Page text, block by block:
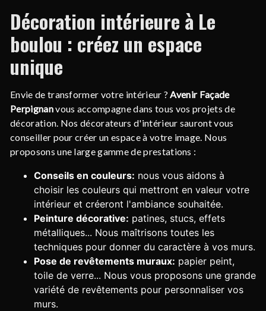
Décoration intérieure à Le
boulou : créez un espace
unique
Envie de transformer votre intérieur ?Avenir Façade
Perpignanvous accompagne dans tous vos projets de
décoration. Nos décorateurs d'intérieur sauront vous
conseiller pour créer un espace à votre image. Nous
proposons une large gamme de prestations :
Conseils en couleurs: nous vous aidons à
choisir les couleurs qui mettront en valeur votre
intérieur et créeront l'ambiance souhaitée.
Peinture décorative: patines, stucs, effets
métalliques... Nous maîtrisons toutes les
techniques pour donner du caractère à vos murs.
Pose de revêtements muraux: papier peint,
toile de verre... Nous vous proposons une grande
variété de revêtements pour personnaliser vos
murs.